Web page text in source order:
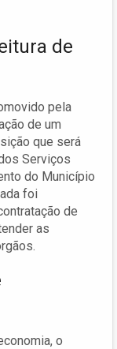
de
pela
de um
que será
Serviços
do Município
foi
de
as
o